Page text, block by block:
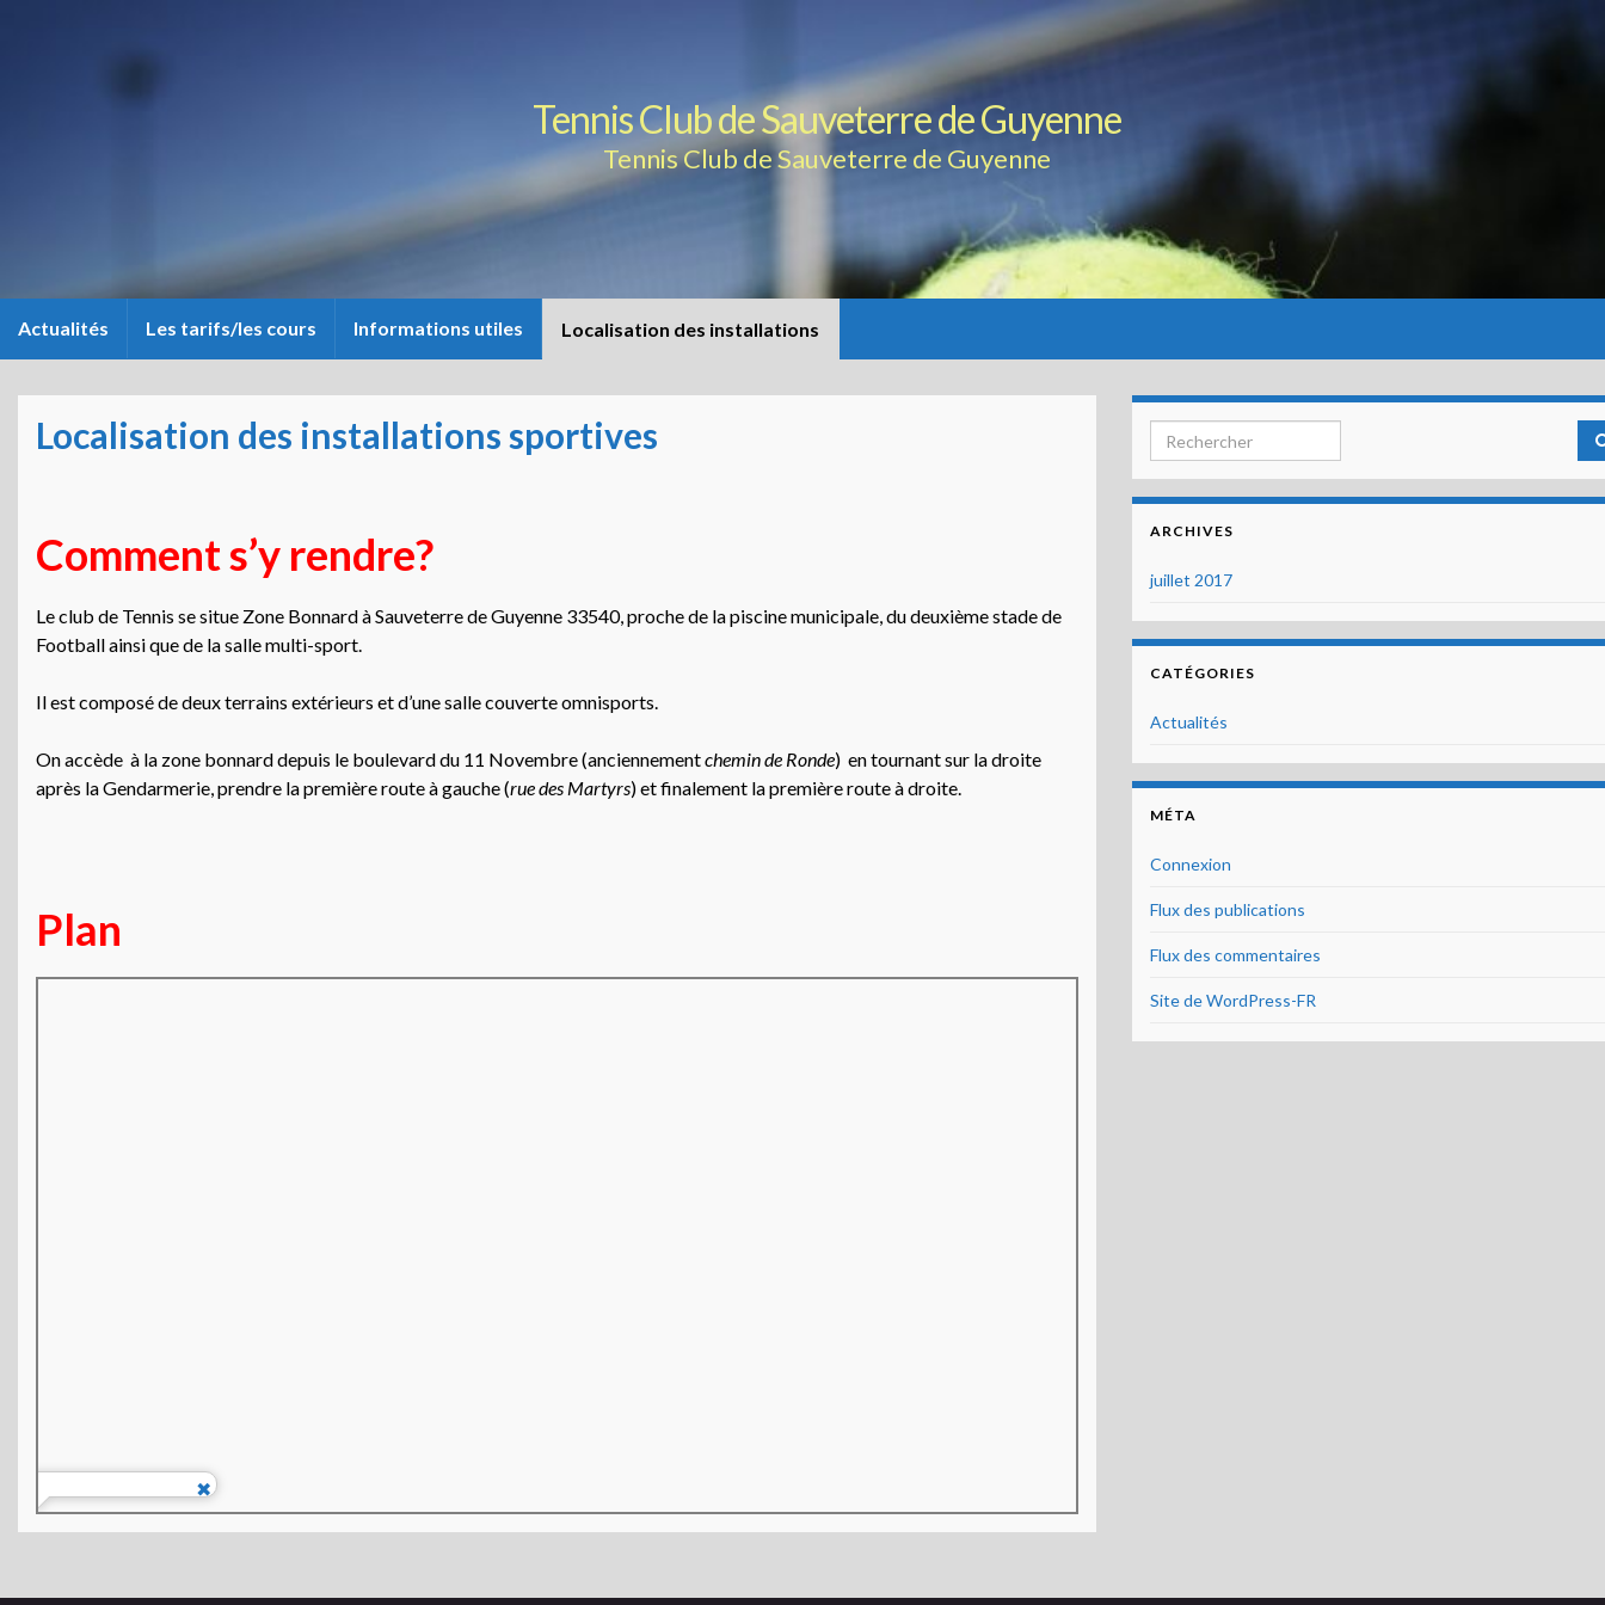
Tennis Club de Sauveterre de Guyenne
Tennis Club de Sauveterre de Guyenne
Actualités Les tarifs/les cours Informations utiles Localisation des installations
Localisation des installations sportives
Comment s’y rendre?
Le club de Tennis se situe Zone Bonnard à Sauveterre de Guyenne 33540, proche de la piscine municipale, du deuxième stade de
Football ainsi que de la salle multi-sport.
Il est composé de deux terrains extérieurs et d’une salle couverte omnisports.
On accède à la zone bonnard depuis le boulevard du 11 Novembre (anciennementchemin de Ronde) en tournant sur la droite
après la Gendarmerie, prendre la première route à gauche (rue des Martyrs) et finalement la première route à droite.
Plan
Search for:
ARCHIVES
juillet 2017
CATÉGORIES
Actualités
MÉTA
Connexion
Flux des publications
Flux des commentaires
Site de WordPress-FR